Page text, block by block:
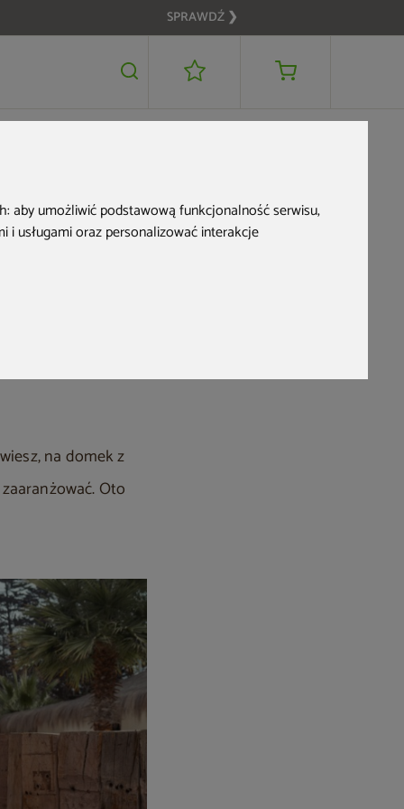
aby umożliwić podstawową funkcjonalność serwisu,
i usługami oraz personalizować interakcje
SPRAWDŹ ❯
–
na domek z
Oto